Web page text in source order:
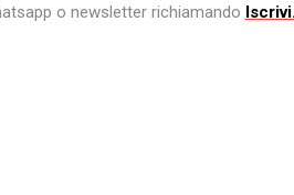
o newsletter richiamando